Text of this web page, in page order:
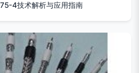
4技术解析与应用指南